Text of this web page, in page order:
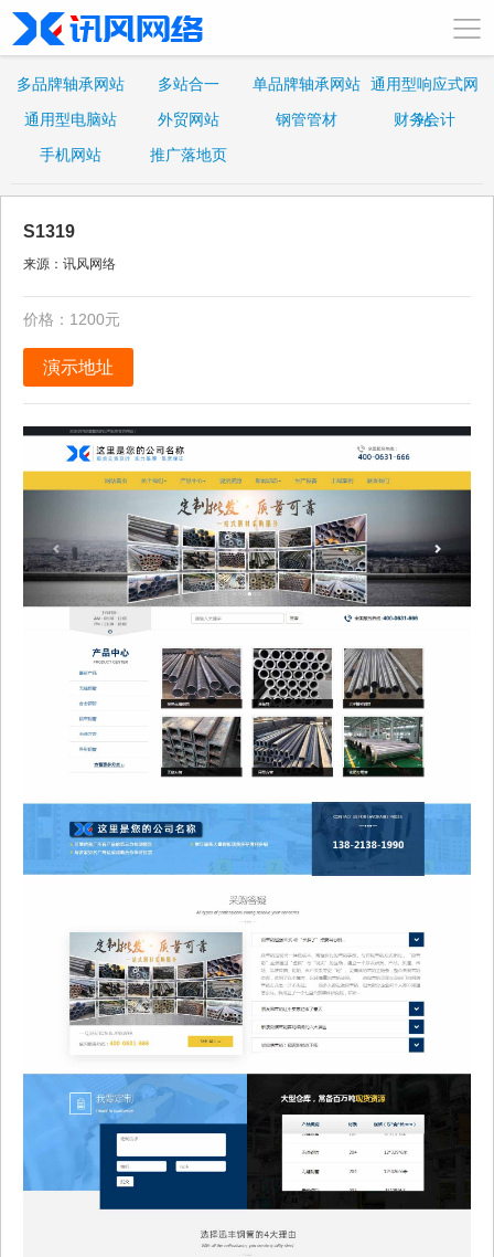
多品牌轴承网站 多站合一 单品牌轴承网站 通用型响应式网
站
通用型电脑站 外贸网站 钢管管材
财务会计
手机网站
推广落地页
S1319
来源：讯风网络
价格：1200元
演示地址